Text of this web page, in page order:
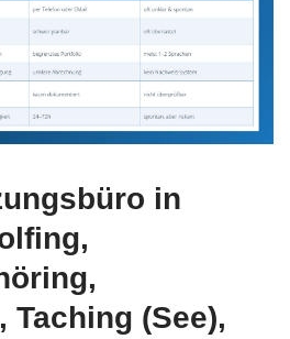
in
Taching (See),